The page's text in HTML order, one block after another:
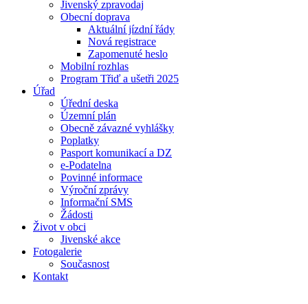
Jivenský zpravodaj
Obecní doprava
Aktuální jízdní řády
Nová registrace
Zapomenuté heslo
Mobilní rozhlas
Program Třiď a ušetři 2025
Úřad
Úřední deska
Územní plán
Obecně závazné vyhlášky
Poplatky
Pasport komunikací a DZ
e-Podatelna
Povinné informace
Výroční zprávy
Informační SMS
Žádosti
Život v obci
Jivenské akce
Fotogalerie
Současnost
Kontakt